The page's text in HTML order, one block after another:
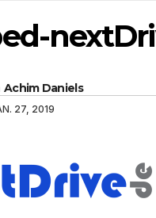
Achim Daniels
27, 2019